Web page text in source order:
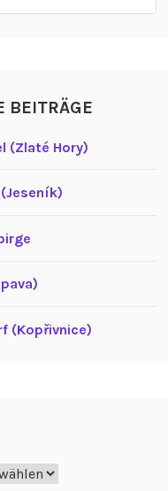
BEITRÄGE
(Zlaté Hory)
(Kopřivnice)